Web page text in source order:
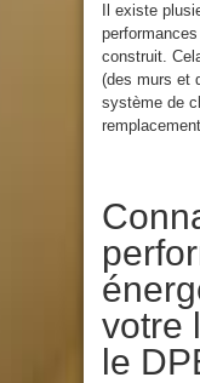
Il existe
construit.
(des murs et
système de
votre
le